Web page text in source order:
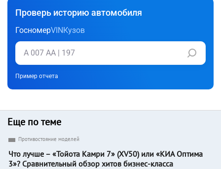
Проверь историю автомобиля
ГосномерVINКузов
Пример отчета
Еще по теме
Противостояние моделей
Что лучше – «Тойота Камри 7» (XV50) или «КИА Оптима
3»? Сравнительный обзор хитов бизнес-класса